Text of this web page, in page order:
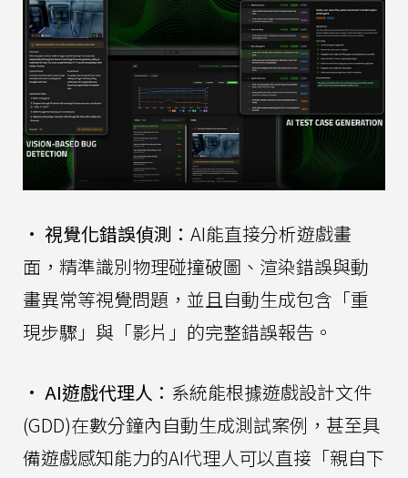
• 視覺化錯誤偵測： AI能直接分析遊戲畫
面，精準識別物理碰撞破圖、渲染錯誤與動
畫異常等視覺問題，並且自動生成包含「重
現步驟」與「影片」的完整錯誤報告。
• AI遊戲代理人： 系統能根據遊戲設計文件
(GDD)在數分鐘內自動生成測試案例，甚至具
備遊戲感知能力的AI代理人可以直接「親自下